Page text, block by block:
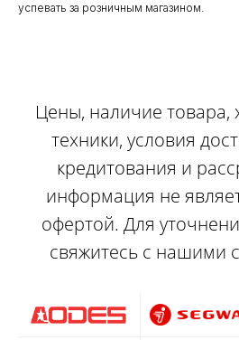
успевать за розничным магазином.
Цены, наличие товара,
техники, условия
кредитования и
информация не
офертой. Для
свяжитесь с нашими